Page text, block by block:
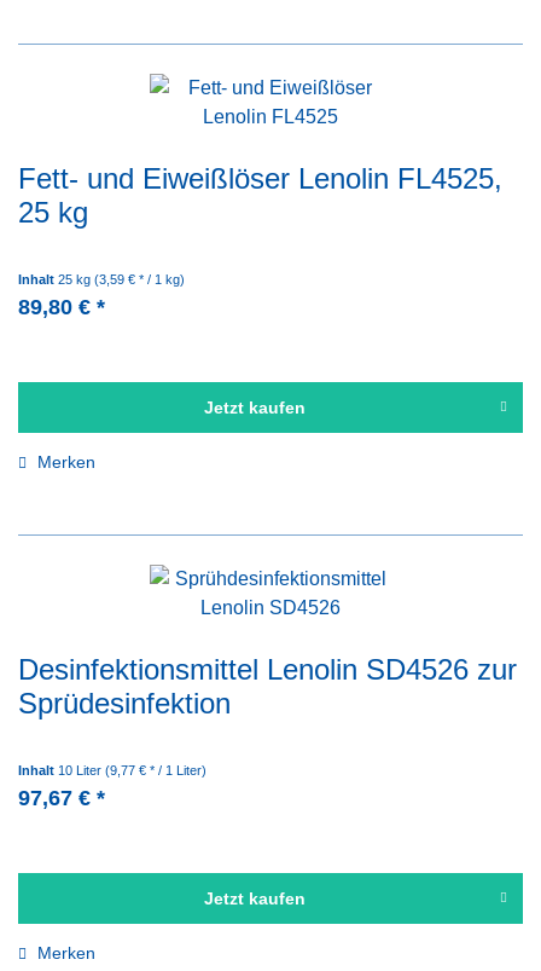
Fett- und Eiweißlöser Lenolin FL4525,
25 kg
Inhalt 25 kg (3,59 € * / 1 kg)
89,80 € *
Jetzt kaufen
Merken
Desinfektionsmittel Lenolin SD4526 zur
Sprüdesinfektion
Inhalt 10 Liter (9,77 € * / 1 Liter)
97,67 € *
Jetzt kaufen
Merken